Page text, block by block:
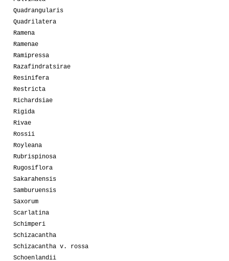
Quadrangularis
Quadrilatera
Ramena
Ramenae
Ramipressa
Razafindratsirae
Resinifera
Restricta
Richardsiae
Rigida
Rivae
Rossii
Royleana
Rubrispinosa
Rugosiflora
Sakarahensis
Samburuensis
Saxorum
Scarlatina
Schimperi
Schizacantha
Schizacantha v. rossa
Schoenlandii